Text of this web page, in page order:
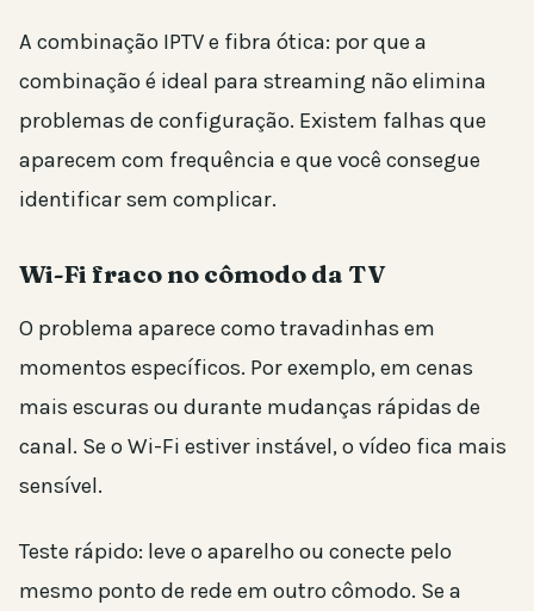
A combinação IPTV e fibra ótica: por que a
combinação é ideal para streaming não elimina
problemas de configuração. Existem falhas que
aparecem com frequência e que você consegue
identificar sem complicar.
Wi-Fi fraco no cômodo da TV
O problema aparece como travadinhas em
momentos específicos. Por exemplo, em cenas
mais escuras ou durante mudanças rápidas de
canal. Se o Wi-Fi estiver instável, o vídeo fica mais
sensível.
Teste rápido: leve o aparelho ou conecte pelo
mesmo ponto de rede em outro cômodo. Se a